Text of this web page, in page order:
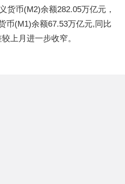
货币(M2)余额282.05万亿元，
币(M1)余额67.53万亿元,同比
上月进一步收窄。